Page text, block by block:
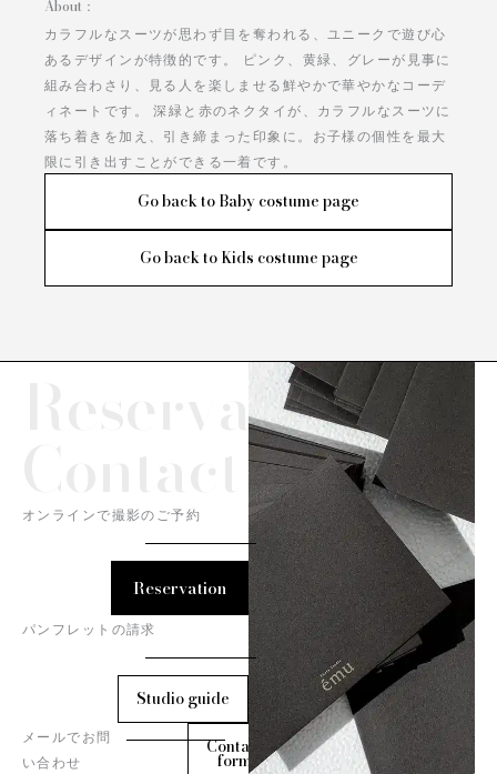
About：
カラフルなスーツが思わず目を奪われる、ユニークで遊び心
あるデザインが特徴的です。 ピンク、黄緑、グレーが見事に
組み合わさり、見る人を楽しませる鮮やかで華やかなコーデ
ィネートです。 深緑と赤のネクタイが、カラフルなスーツに
落ち着きを加え、引き締まった印象に。お子様の個性を最大
限に引き出すことができる一着です。
Go back to Baby costume page
Go back to Kids costume page
Reservation/
オンラインで撮影のご予約
Reservation
パンフレットの請求
Studio guide
メールでお問
い合わせ
Contact
form